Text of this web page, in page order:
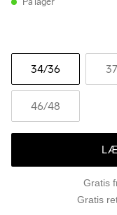
34/36 37
46/48
Gratis
Gratis